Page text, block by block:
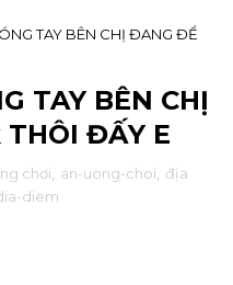
TAY BÊN CHỊ ĐANG ĐỂ
TAY BÊN CHỊ
ĐẤY E
chơi an-uong-choi
địa
diem